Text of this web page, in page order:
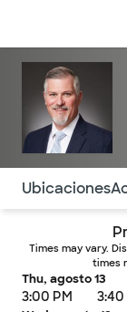
Utilice esta
Ubicaciones
Times may vary.
times
Thu, agosto 13
3:00 PM 3:40